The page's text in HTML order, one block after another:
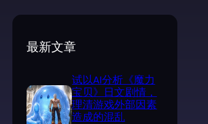
最新文章
试以AI分析《魔力
宝贝》日文剧情，
理清游戏外部因素
造成的混乱